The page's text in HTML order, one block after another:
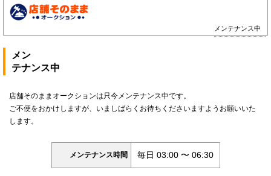
メンテナンス中
メン
テナンス中
店舗そのままオークションは只今メンテナンス中です。
ご不便をおかけしますが、いましばらくお待ちくださいますようお願いいた
します。
メンテナンス時間 毎日 03:00 〜 06:30